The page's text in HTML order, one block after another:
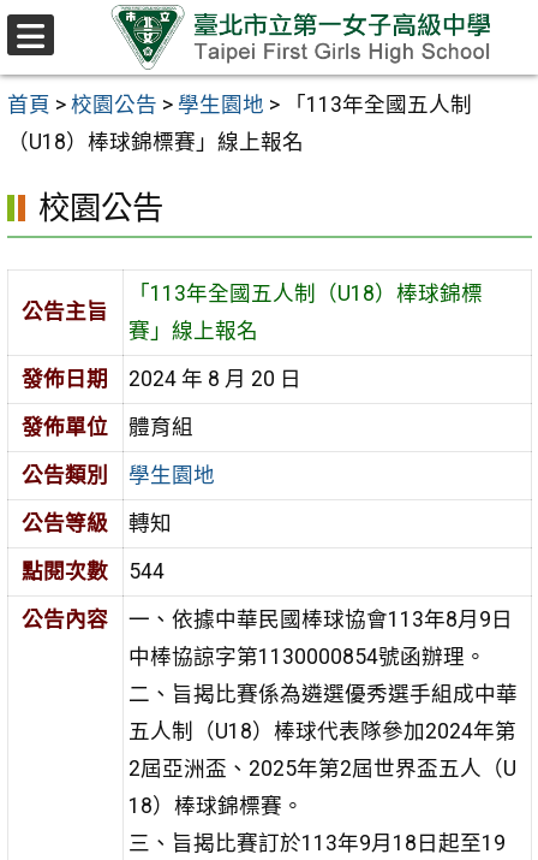
跳至主要內容區
首頁 > 校園公告 > 學生園地 >
「113年全國五人制
（U18）棒球錦標賽」線上報名
校園公告
公告主旨
「113年全國五人制（U18）棒球錦標
賽」線上報名
發佈日期
2024 年 8 月 20 日
發佈單位
體育組
公告類別
學生園地
公告等級
轉知
點閱次數
544
公告內容
一、依據中華民國棒球協會113年8月9日
中棒協諒字第1130000854號函辦理。
二、旨揭比賽係為遴選優秀選手組成中華
五人制（U18）棒球代表隊參加2024年第
2屆亞洲盃、2025年第2屆世界盃五人（U
18）棒球錦標賽。
三、旨揭比賽訂於113年9月18日起至19
選
單